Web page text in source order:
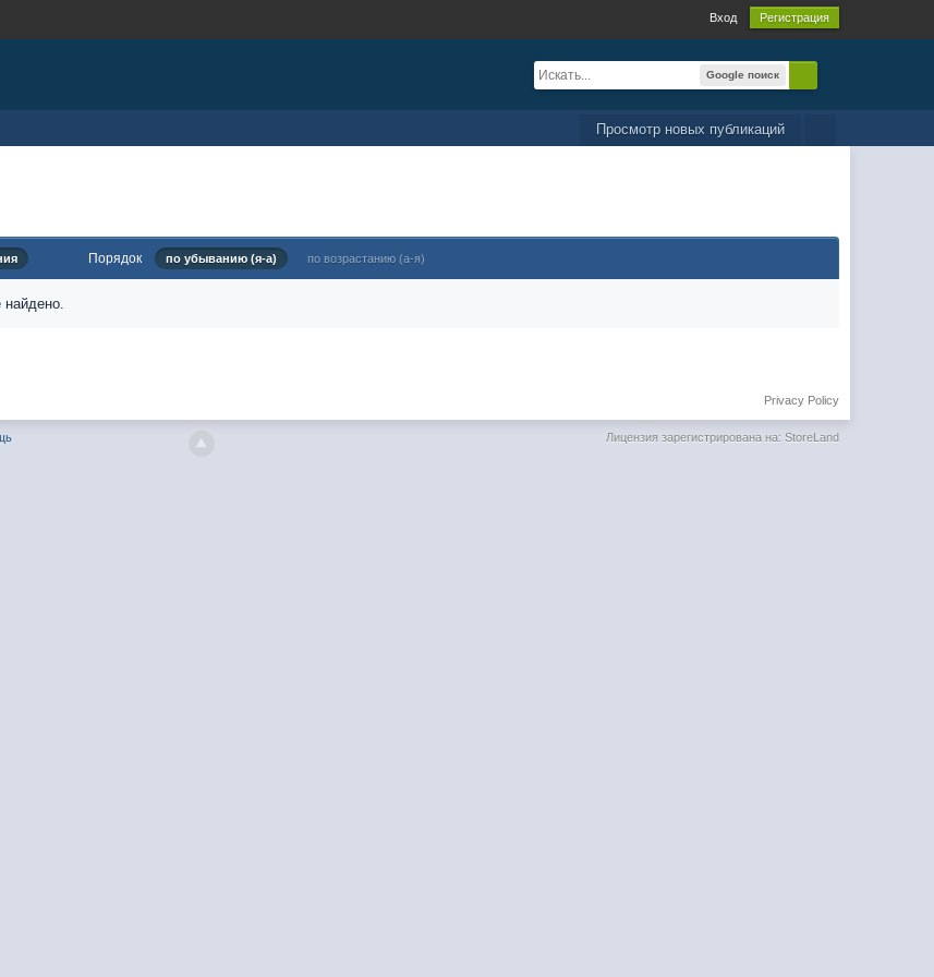
Вход Регистрация
Google поиск
Просмотр новых публикаций
Порядок по убыванию (я-а) по возрастанию (а-я)
найдено.
Privacy Policy
Лицензия зарегистрирована на: StoreLand